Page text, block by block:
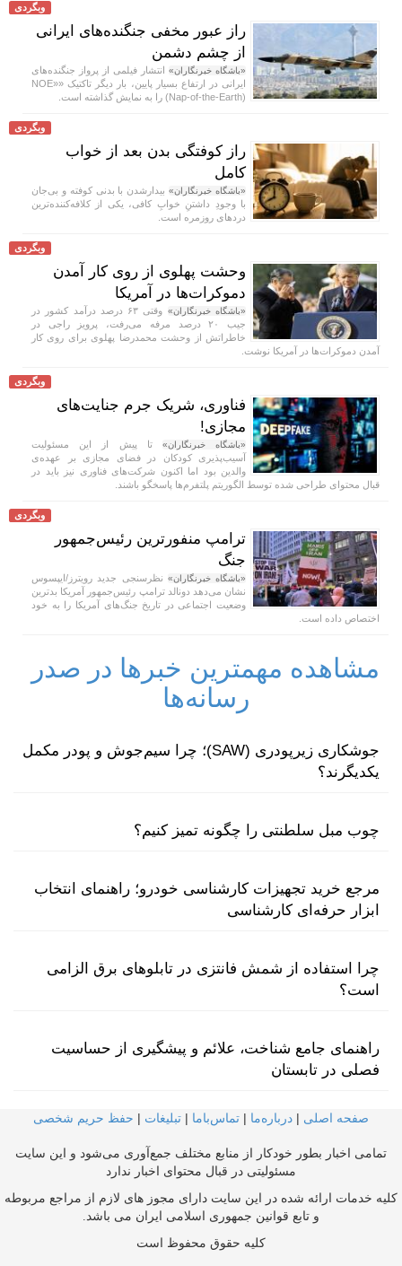
وبگردی
راز عبور مخفی جنگنده‌های ایرانی
از چشم دشمن
«باشگاه خبرنگاران» انتشار فیلمی از پرواز جنگنده‌های
ایرانی در ارتفاع بسیار پایین، بار دیگر تاکتیک «NOE»
(Nap-of-the-Earth) را به نمایش گذاشته است.
وبگردی
راز کوفتگی بدن بعد از خواب
کامل
«باشگاه خبرنگاران»بیدارشدن با بدنی کوفته و بی‌جان
با وجودِ داشتنِ خوابِ کافی، یکی از کلافه‌کننده‌ترین
دردهای روزمره است.
وبگردی
وحشت پهلوی از روی کار آمدن
دموکرات‌ها در آمریکا
«باشگاه خبرنگاران»
وقتی ۶۳ درصد درآمد کشور در
جیب ۲۰ درصد مرفه می‌رفت، پرویز راجی در
خاطراتش از وحشت محمدرضا پهلوی برای روی کار
آمدن دموکرات‌ها در آمریکا نوشت.
وبگردی
فناوری، شریک جرم جنایت‌های
مجازی!
«باشگاه خبرنگاران» تا پیش از این مسئولیت
آسیب‌پذیری کودکان در فضای مجازی بر عهده‌ی
والدین بود اما اکنون شرکت‌های فناوری نیز باید در
قبال محتوای طراحی شده توسط الگوریتم‌ پلتفرم‌ها پاسخگو باشند.
وبگردی
ترامپ منفورترین رئیس‌جمهور
جنگ
«باشگاه خبرنگاران» نظرسنجی جدید رویترز/ایپسوس
نشان می‌دهد دونالد ترامپ رئیس‌جمهور آمریکا بدترین
وضعیت اجتماعی در تاریخ جنگ‌های آمریکا را به خود
اختصاص داده است.
مشاهده مهمترین خبرها در صدر
رسانه‌ها
جوشکاری زیرپودری (SAW)؛ چرا سیم‌جوش و پودر مکمل
یکدیگرند؟
چوب مبل سلطنتی را چگونه تمیز کنیم؟
مرجع خرید تجهیزات کارشناسی خودرو؛ راهنمای انتخاب
ابزار حرفه‌ای کارشناسی
چرا استفاده از شمش فانتزی در تابلوهای برق الزامی
است؟
راهنمای جامع شناخت، علائم و پیشگیری از حساسیت
فصلی در تابستان
صفحه اصلی | درباره‌ما | تماس‌با‌ما | تبلیغات | حفظ حریم شخصی
تمامی اخبار بطور خودکار از منابع مختلف جمع‌آوری می‌شود و این سایت
مسئولیتی در قبال محتوای اخبار ندارد
کلیه خدمات ارائه شده در این سایت دارای مجوز های لازم از مراجع مربوطه
و تابع قوانین جمهوری اسلامی ایران می باشد.
کلیه حقوق محفوظ است